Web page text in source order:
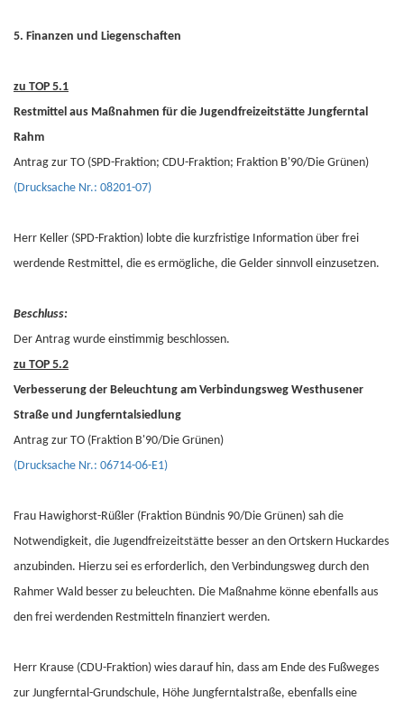
5. Finanzen und Liegenschaften
zu TOP 5.1
Restmittel aus Maßnahmen für die Jugendfreizeitstätte Jungferntal
Rahm
Antrag zur TO (SPD-Fraktion; CDU-Fraktion; Fraktion B'90/Die Grünen)
(Drucksache Nr.: 08201-07)
Herr Keller (SPD-Fraktion) lobte die kurzfristige Information über frei
werdende Restmittel, die es ermögliche, die Gelder sinnvoll einzusetzen.
Beschluss:
Der Antrag wurde einstimmig beschlossen.
zu TOP 5.2
Verbesserung der Beleuchtung am Verbindungsweg Westhusener
Straße und Jungferntalsiedlung
Antrag zur TO (Fraktion B'90/Die Grünen)
(Drucksache Nr.: 06714-06-E1)
Frau Hawighorst-Rüßler (Fraktion Bündnis 90/Die Grünen) sah die
Notwendigkeit, die Jugendfreizeitstätte besser an den Ortskern Huckardes
anzubinden. Hierzu sei es erforderlich, den Verbindungsweg durch den
Rahmer Wald besser zu beleuchten. Die Maßnahme könne ebenfalls aus
den frei werdenden Restmitteln finanziert werden.
Herr Krause (CDU-Fraktion) wies darauf hin, dass am Ende des Fußweges
zur Jungferntal-Grundschule, Höhe Jungferntalstraße, ebenfalls eine